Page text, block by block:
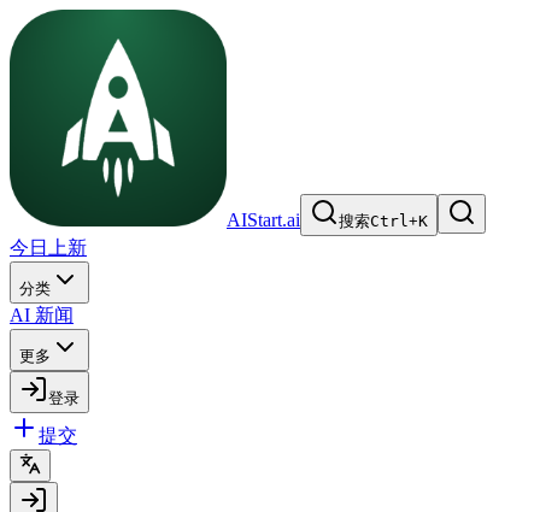
AIStart.ai 搜索Ctrl+K
今日上新
分类
AI 新闻
更多
登录
提交